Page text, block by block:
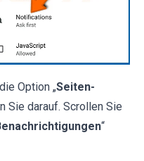
Option „Seiten-
Sie darauf. Scrollen Sie
“